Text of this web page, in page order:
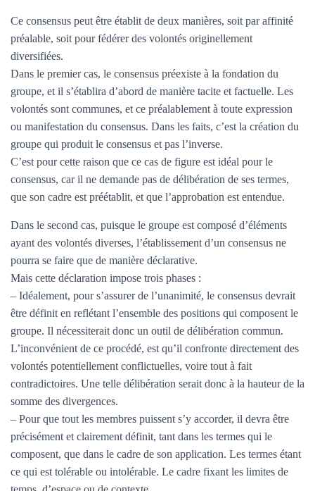
Ce consensus peut être établit de deux manières, soit par affinité
préalable, soit pour fédérer des volontés originellement
diversifiées.
Dans le premier cas, le consensus préexiste à la fondation du
groupe, et il s’établira d’abord de manière tacite et factuelle. Les
volontés sont communes, et ce préalablement à toute expression
ou manifestation du consensus. Dans les faits, c’est la création du
groupe qui produit le consensus et pas l’inverse.
C’est pour cette raison que ce cas de figure est idéal pour le
consensus, car il ne demande pas de délibération de ses termes,
que son cadre est préétablit, et que l’approbation est entendue.
Dans le second cas, puisque le groupe est composé d’éléments
ayant des volontés diverses, l’établissement d’un consensus ne
pourra se faire que de manière déclarative.
Mais cette déclaration impose trois phases :
– Idéalement, pour s’assurer de l’unanimité, le consensus devrait
être définit en reflétant l’ensemble des positions qui composent le
groupe. Il nécessiterait donc un outil de délibération commun.
L’inconvénient de ce procédé, est qu’il confronte directement des
volontés potentiellement conflictuelles, voire tout à fait
contradictoires. Une telle délibération serait donc à la hauteur de la
somme des divergences.
– Pour que tout les membres puissent s’y accorder, il devra être
précisément et clairement définit, tant dans les termes qui le
composent, que dans le cadre de son application. Les termes étant
ce qui est tolérable ou intolérable. Le cadre fixant les limites de